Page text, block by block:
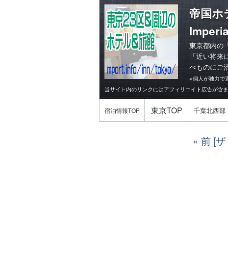
帝国ホ
東京都内の
「近い将来
べものにご
※個人が独力で
当サイト内のリンクにはアフィリエイト広告が含
宿泊情報TOP 東京TOP 千葉北西部
前 [